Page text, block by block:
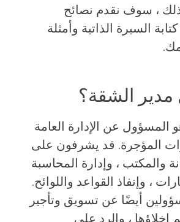
ذلك ، سوف نقدم نصائح
السيرة الذاتية وأمثلة
مدير الشقة؟
المسؤول عن الإدارة العامة
المؤجرة. قد يشرفون على
والمكتب ، وإدارة المحاسبة
، وإنفاذ القواعد واللوائح.
أيضًا عن تسويق وتأجير
إخلاؤها ، والرد على